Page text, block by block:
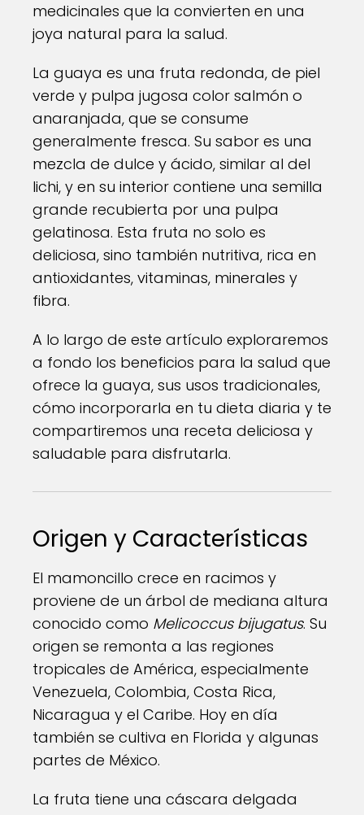
medicinales que la convierten en una
joya natural para la salud.
La guaya es una fruta redonda, de piel
verde y pulpa jugosa color salmón o
anaranjada, que se consume
generalmente fresca. Su sabor es una
mezcla de dulce y ácido, similar al del
lichi, y en su interior contiene una semilla
grande recubierta por una pulpa
gelatinosa. Esta fruta no solo es
deliciosa, sino también nutritiva, rica en
antioxidantes, vitaminas, minerales y
fibra.
A lo largo de este artículo exploraremos
a fondo los beneficios para la salud que
ofrece la guaya, sus usos tradicionales,
cómo incorporarla en tu dieta diaria y te
compartiremos una receta deliciosa y
saludable para disfrutarla.
Origen y Características
El mamoncillo crece en racimos y
proviene de un árbol de mediana altura
conocido como Melicoccus bijugatus. Su
origen se remonta a las regiones
tropicales de América, especialmente
Venezuela, Colombia, Costa Rica,
Nicaragua y el Caribe. Hoy en día
también se cultiva en Florida y algunas
partes de México.
La fruta tiene una cáscara delgada